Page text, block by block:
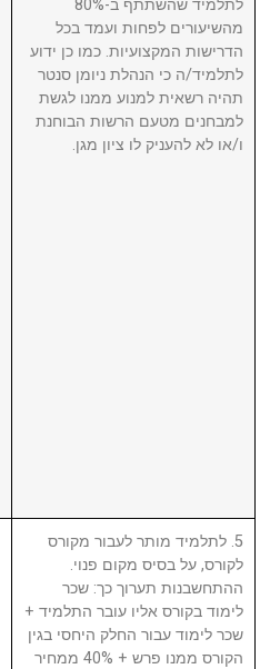
לתלמיד שהשתתף ב-80%
מהשיעורים לפחות ועמד בכל
הדרישות המקצועיות. כמו כן ידוע
לתלמיד/ה כי הנהלת ניומן סנטר
תהיה רשאית למנוע ממנו לגשת
למבחנים מטעם הרשות הבוחנת
ו/או לא להעניק לו ציון מגן.
5. לתלמיד מותר לעבור מקורס
לקורס, על בסיס מקום פנוי.
ההתחשבנות תערוך כך: שכר
לימוד בקורס אליו עובר התלמיד +
שכר לימוד עבור החלק היחסי בגין
הקורס ממנו פרש + 40% ממחיר